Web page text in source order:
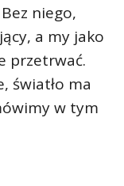
niego,
a my jako
przetrwać.
światło ma
w tym